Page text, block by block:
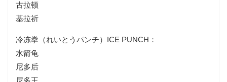
古拉顿
基拉祈
冷冻拳（れいとうパンチ）ICE PUNCH：
水箭龟
尼多后
尼多王